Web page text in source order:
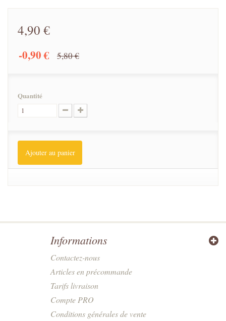
4,90 €
-0,90 € 5,80 €
Quantité
Ajouter au panier
Informations
Contactez-nous
Articles en précommande
Tarifs livraison
Compte PRO
Conditions générales de vente